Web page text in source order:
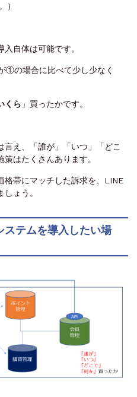
）
自体は可能です。
①の場合に比べて少し少なく
くら 」 買ったかです。
言え、「誰が」「いつ」「どこ
はたくさんあります。
格帯にマッチした訴求を、LINE
ょう。
ステムを導入したい場